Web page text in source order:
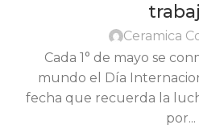
Ceramica
Cada 1° de mayo se
mundo el Día
fecha que recuerda la
por...